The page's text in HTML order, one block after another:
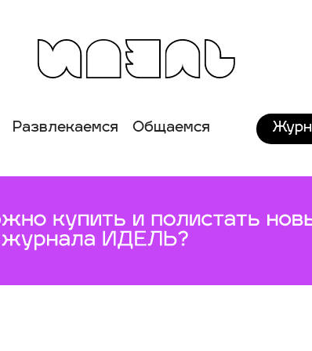
Развлекаемся Общаемся